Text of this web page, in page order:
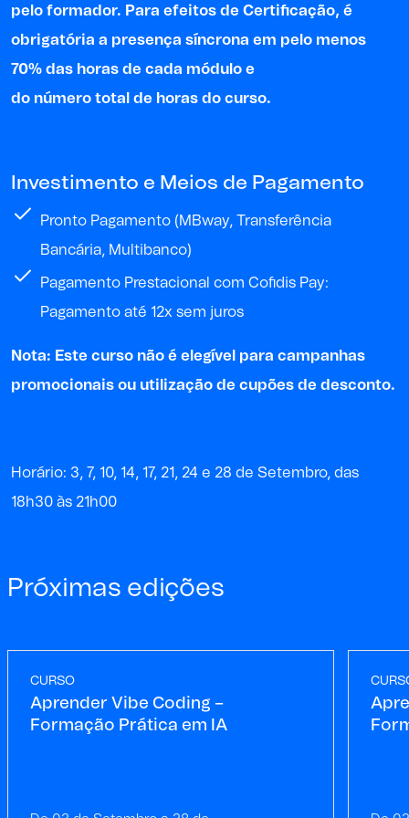
pelo formador. Para efeitos de Certificação, é
obrigatória a presença síncrona em pelo menos
70% das horas de cada módulo e
do número total de horas do curso.
Investimento e Meios de Pagamento
Pronto Pagamento (MBway, Transferência
Bancária, Multibanco)
Pagamento Prestacional com Cofidis Pay:
Pagamento até 12x sem juros
Nota: Este curso não é elegível para campanhas
promocionais ou utilização de cupões de desconto.
Horário: 3, 7, 10, 14, 17, 21, 24 e 28 de Setembro, das
18h30 às 21h00
Próximas edições
CURSO
Aprender Vibe Coding –
Formação Prática em IA